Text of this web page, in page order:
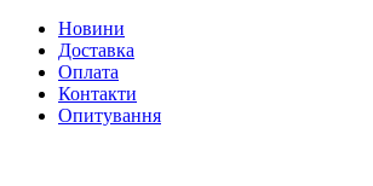
Новини
Доставка
Оплата
Контакти
Опитування